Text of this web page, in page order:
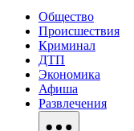
Общество
Происшествия
Криминал
ДТП
Экономика
Афиша
Развлечения